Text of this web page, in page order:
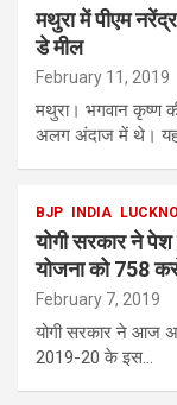
मथुरा में पीएम
डे मील
February 11, 2019
मथुरा। भगवान कृष्ण
अलग अंदाज में थे।
BJP INDIA
योगी सरकार ने पेश
योजना को 758
February 7, 2019
योगी सरकार ने आज
2019-20 के इस…